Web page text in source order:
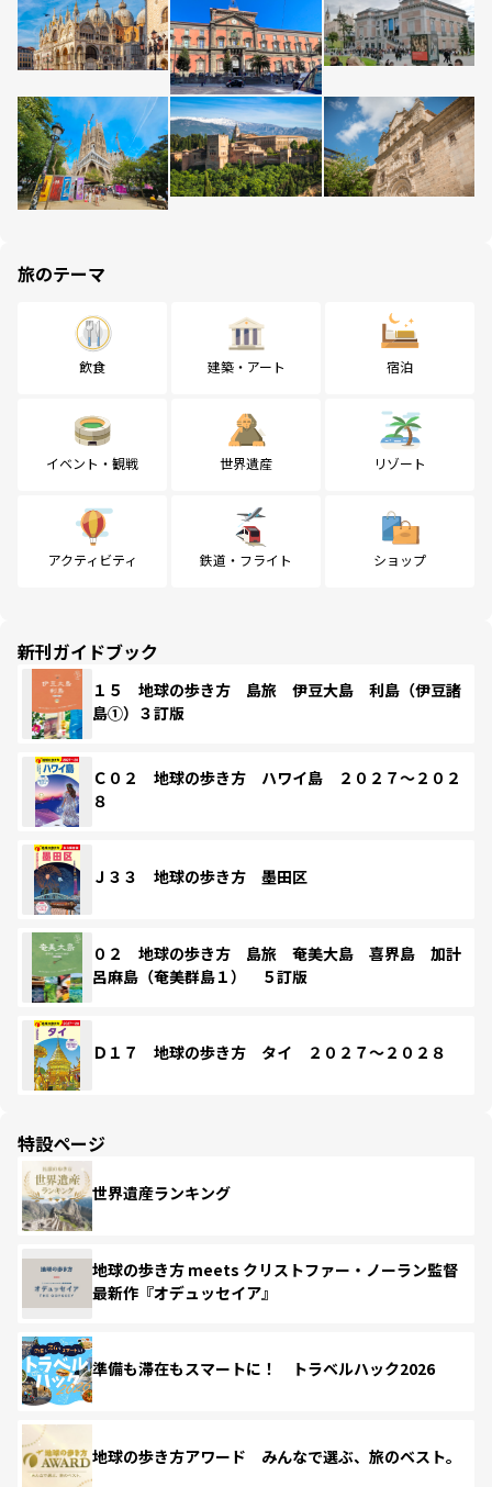
旅のテーマ
飲食 建築・アート 宿泊
イベント・観戦 世界遺産 リゾート
アクティビティ 鉄道・フライト ショップ
新刊ガイドブック
１５ 地球の歩き方 島旅 伊豆大島 利島（伊豆諸
島①）３訂版
Ｃ０２ 地球の歩き方 ハワイ島 ２０２７～２０２
８
Ｊ３３ 地球の歩き方 墨田区
０２ 地球の歩き方 島旅 奄美大島 喜界島 加計
呂麻島（奄美群島１） ５訂版
Ｄ１７ 地球の歩き方 タイ ２０２７～２０２８
特設ページ
世界遺産ランキング
地球の歩き方 meets クリストファー・ノーラン監督
最新作『オデュッセイア』
準備も滞在もスマートに！ トラベルハック2026
地球の歩き方アワード みんなで選ぶ、旅のベスト。